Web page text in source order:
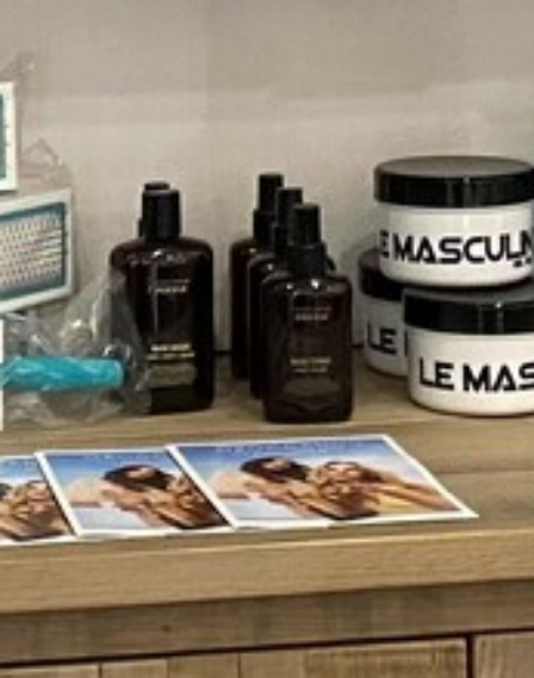
CÔTÉ MER
CHOEUR DE FESTIVITÉS
DÉVELOPPEMENT DURABLE